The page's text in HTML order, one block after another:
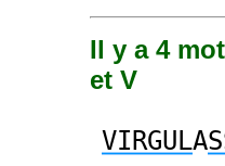
Il y a 4
et V
VIRGULA